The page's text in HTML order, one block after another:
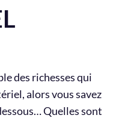
des richesses qui
alors vous savez
Quelles sont